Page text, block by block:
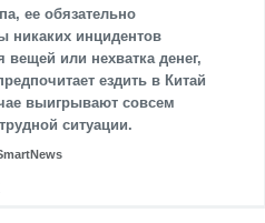
ее обязательно
никаких инцидентов
или нехватка денег,
ездить в Китай
выигрывают совсем
ситуации.